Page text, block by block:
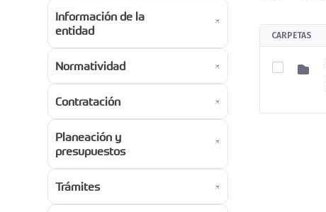
Información de la
entidad
Normatividad
Contratación
Planeación y
presupuestos
Trámites
CARPETAS